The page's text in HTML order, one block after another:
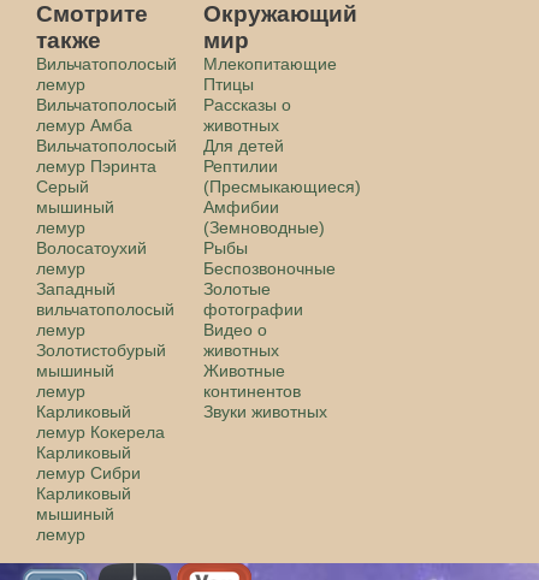
Смотрите
также
Вильчатополосый
лемур
Вильчатополосый
лемур Амба
Вильчатополосый
лемур Пэринта
Серый
мышиный
лемур
Волосатоухий
лемур
Западный
вильчатополосый
лемур
Золотистобурый
мышиный
лемур
Карликовый
лемур Кокерела
Карликовый
лемур Сибри
Карликовый
мышиный
лемур
Окружающий
мир
Млекопитающие
Птицы
Рассказы о
животных
Для детей
Рептилии
(Пресмыкающиеся)
Амфибии
(Земноводные)
Рыбы
Беспозвоночные
Золотые
фотографии
Видео о
животных
Животные
континентов
Звуки животных